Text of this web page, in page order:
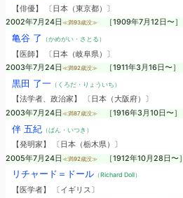
【俳優】 〔日本（東京都）〕
2002年7月24日 ≪満93歳没≫ ［1909年7月12日〜］
亀谷 了 （かめがい・さとる）
【医師】 〔日本（岐阜県）〕
2003年7月24日 ≪満92歳没≫ ［1911年3月16日〜］
黒田 了一（くろだ・りょういち）
【法学者、政治家】 〔日本（大阪府）〕
2003年7月24日 ≪満87歳没≫ ［1916年3月10日〜］
伴 五紀（ばん・いつき）
【発明家】 〔日本（栃木県）〕
2005年7月24日 ≪満92歳没≫ ［1912年10月28日〜］
リチャード＝ドール（Richard Doll）
【医学者】 〔イギリス〕